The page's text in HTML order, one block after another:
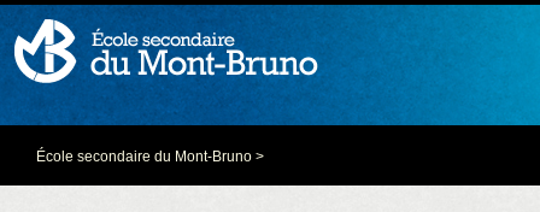
École secondaire du Mont-Bruno >